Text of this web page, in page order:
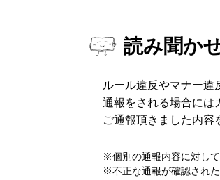
読み聞か
ルール違反やマナー違
通報をされる場合には
ご通報頂きました内容
※個別の通報内容に対し
※不正な通報が確認され